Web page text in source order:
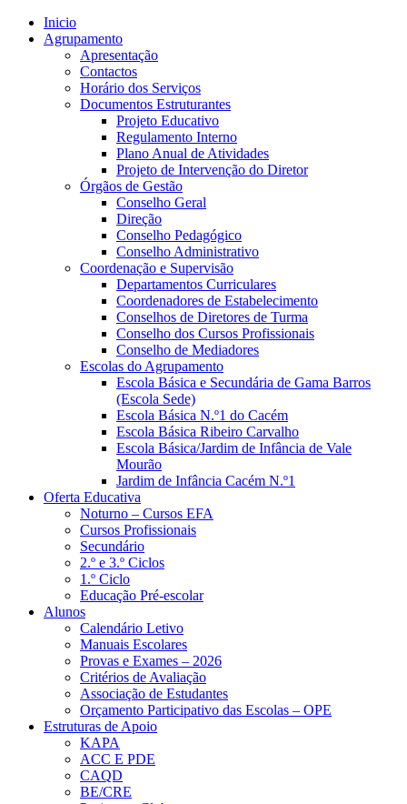
Inicio
Agrupamento
Apresentação
Contactos
Horário dos Serviços
Documentos Estruturantes
Projeto Educativo
Regulamento Interno
Plano Anual de Atividades
Projeto de Intervenção do Diretor
Órgãos de Gestão
Conselho Geral
Direção
Conselho Pedagógico
Conselho Administrativo
Coordenação e Supervisão
Departamentos Curriculares
Coordenadores de Estabelecimento
Conselhos de Diretores de Turma
Conselho dos Cursos Profissionais
Conselho de Mediadores
Escolas do Agrupamento
Escola Básica e Secundária de Gama Barros
(Escola Sede)
Escola Básica N.º1 do Cacém
Escola Básica Ribeiro Carvalho
Escola Básica/Jardim de Infância de Vale
Mourão
Jardim de Infância Cacém N.º1
Oferta Educativa
Noturno – Cursos EFA
Cursos Profissionais
Secundário
2.º e 3.º Ciclos
1.º Ciclo
Educação Pré-escolar
Alunos
Calendário Letivo
Manuais Escolares
Provas e Exames – 2026
Critérios de Avaliação
Associação de Estudantes
Orçamento Participativo das Escolas – OPE
Estruturas de Apoio
KAPA
ACC E PDE
CAQD
BE/CRE